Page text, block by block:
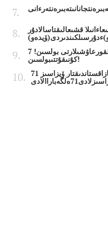
قشىعالىقتاسالادۇر
7 مامىر - وتان وتاناۋشىلقورعاۋشىلارتى بولسىن!
كۇنىقۇتتىبولسىن!
قازاقستاندىقتار ۆيزاسىز 71